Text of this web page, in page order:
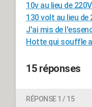
10v au lieu de
130 volt au lieu de
J'ai mis de
Hotte qui souffle
15 réponses
RÉPONSE 1 / 15